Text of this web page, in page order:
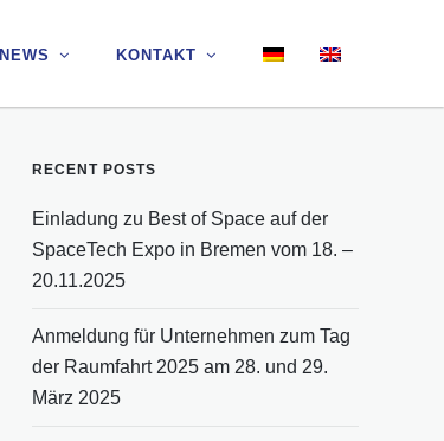
NEWS KONTAKT
NEWS KONTAKT
RECENT POSTS
Einladung zu Best of Space auf der
SpaceTech Expo in Bremen vom 18. –
20.11.2025
Anmeldung für Unternehmen zum Tag
der Raumfahrt 2025 am 28. und 29.
März 2025